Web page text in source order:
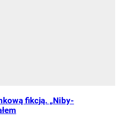
fikcją. „Niby-